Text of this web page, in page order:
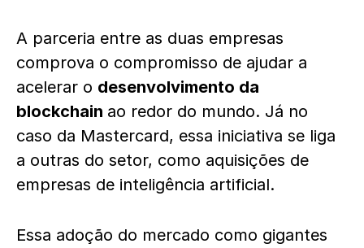
A parceria entre as duas empresas
comprova o compromisso de ajudar a
acelerar o desenvolvimento da
blockchain ao redor do mundo. Já no
caso da Mastercard, essa iniciativa se liga
a outras do setor, como aquisições de
empresas de inteligência artificial.
Essa adoção do mercado como gigantes